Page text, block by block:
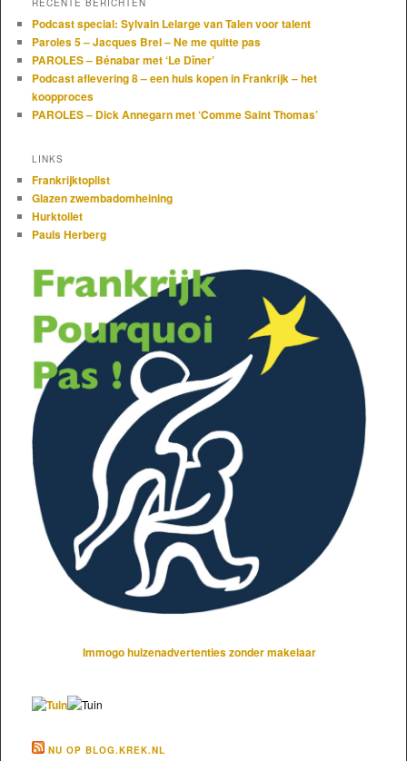
RECENTE BERICHTEN
Podcast special: Sylvain Lelarge van Talen voor talent
Paroles 5 – Jacques Brel – Ne me quitte pas
PAROLES – Bénabar met ‘Le Dîner’
Podcast aflevering 8 – een huis kopen in Frankrijk – het
koopproces
PAROLES – Dick Annegarn met ‘Comme Saint Thomas’
LINKS
Frankrijktoplist
Glazen zwembadomheining
Hurktoilet
Pauls Herberg
Immogo huizenadvertenties zonder makelaar
NU OP BLOG.KREK.NL